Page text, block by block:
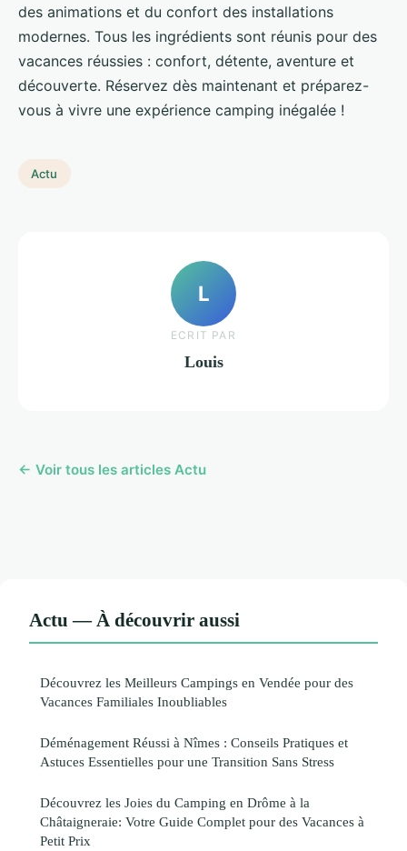
des animations et du confort des installations
modernes. Tous les ingrédients sont réunis pour des
vacances réussies : confort, détente, aventure et
découverte. Réservez dès maintenant et préparez-
vous à vivre une expérience camping inégalée !
Actu
L
ECRIT PAR
Louis
← Voir tous les articles Actu
Actu — À découvrir aussi
Découvrez les Meilleurs Campings en Vendée pour des
Vacances Familiales Inoubliables
Déménagement Réussi à Nîmes : Conseils Pratiques et
Astuces Essentielles pour une Transition Sans Stress
Découvrez les Joies du Camping en Drôme à la
Châtaigneraie: Votre Guide Complet pour des Vacances à
Petit Prix